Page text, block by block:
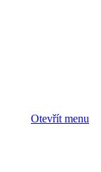
Otevřít menu